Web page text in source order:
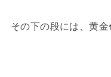
その下の段には、黄金